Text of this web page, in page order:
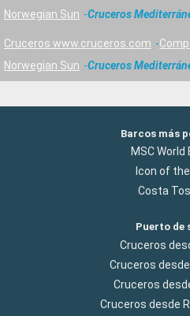
Norwegian Sun
Cruceros
Cruceros www.cruceros.com
Norwegian Sun
Cruceros
Barcos más
MSC World
Icon of
Costa
Puerto de
Cruceros
Cruceros
Cruceros
Cruceros desde